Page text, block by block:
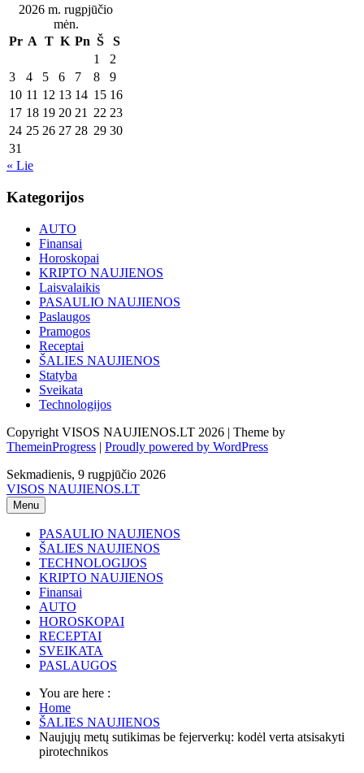
2026 m. rugpjūčio
mėn.
Pr A T K Pn Š
S
1
2
3
4 5 6 7 8
9
10 11 12 13 14 15 16
17 18 19 20 21 22 23
24 25 26 27 28 29 30
31
« Lie
Kategorijos
AUTO
Finansai
Horoskopai
KRIPTO NAUJIENOS
Laisvalaikis
PASAULIO NAUJIENOS
Paslaugos
Pramogos
Receptai
ŠALIES NAUJIENOS
Statyba
Sveikata
Technologijos
Copyright VISOS NAUJIENOS.LT 2026 | Theme by
ThemeinProgress | Proudly powered by WordPress
Sekmadienis, 9 rugpjūčio 2026
VISOS NAUJIENOS.LT
Menu
PASAULIO NAUJIENOS
ŠALIES NAUJIENOS
TECHNOLOGIJOS
KRIPTO NAUJIENOS
Finansai
AUTO
HOROSKOPAI
RECEPTAI
SVEIKATA
PASLAUGOS
You are here :
Home
ŠALIES NAUJIENOS
Naujųjų metų sutikimas be fejerverkų: kodėl verta atsisakyti
pirotechnikos